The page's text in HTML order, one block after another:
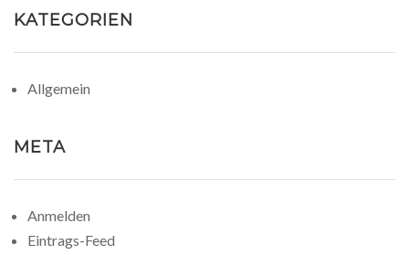
KATEGORIEN
Allgemein
META
Anmelden
Eintrags-Feed